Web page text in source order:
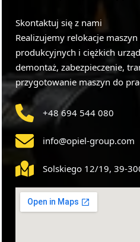
Skontaktuj się z nami
Realizujemy relokacje
produkcyjnych i ciężkich
demontaż, zabezpieczenie,
przygotowanie maszyn do
+48 694 544 080
info@opiel-group.com
Solskiego 12/19, 39-